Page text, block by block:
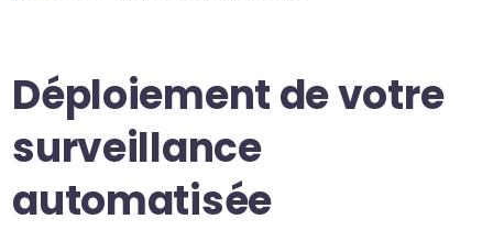
Déploiement de votre
surveillance
automatisée